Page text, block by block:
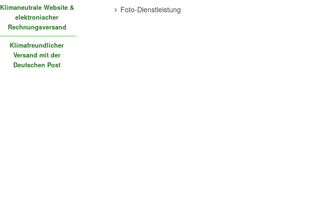
Klimaneutrale Website &
elektronischer
Rechnungsversand
Klimafreundlicher
Versand mit der
Deutschen Post
Foto-Dienstleistung